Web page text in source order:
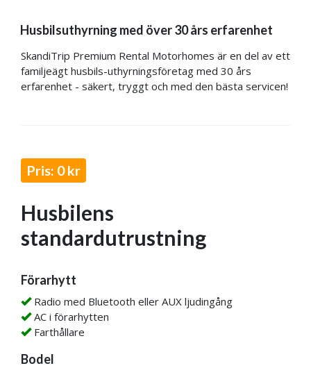
Husbilsuthyrning med över 30 års erfarenhet
SkandiTrip Premium Rental Motorhomes är en del av ett
familjeägt husbils-uthyrningsföretag med 30 års
erfarenhet - säkert, tryggt och med den bästa servicen!
Pris: 0 kr
Husbilens
standardutrustning
Förarhytt
Radio med Bluetooth eller AUX ljudingång
AC i förarhytten
Farthållare
Bodel